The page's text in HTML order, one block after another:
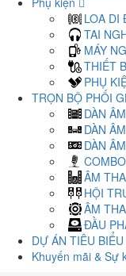
LOA DI
TAI
MÁY
THIẾT
PHỤ
TRỌN BỘ PHỐI
DÀN
DÀN
DÀN
ÂM
HỘI
ÂM
ĐẦU
DỰ ÁN TIÊU BIỂU
Khuyến mãi & Sự